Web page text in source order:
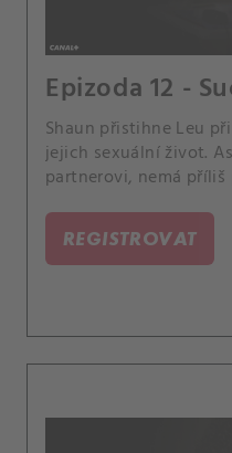
Epizoda 12 -
Shaun přistihne Leu
jejich sexuální život.
partnerovi, nemá
informace.
REGISTROVAT